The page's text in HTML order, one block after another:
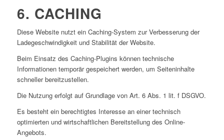
6. CACHING
Diese Website nutzt ein Caching-System zur Verbesserung der
Ladegeschwindigkeit und Stabilität der Website.
Beim Einsatz des Caching-Plugins können technische
Informationen temporär gespeichert werden, um Seiteninhalte
schneller bereitzustellen.
Die Nutzung erfolgt auf Grundlage von Art. 6 Abs. 1 lit. f DSGVO.
Es besteht ein berechtigtes Interesse an einer technisch
optimierten und wirtschaftlichen Bereitstellung des Online-
Angebots.